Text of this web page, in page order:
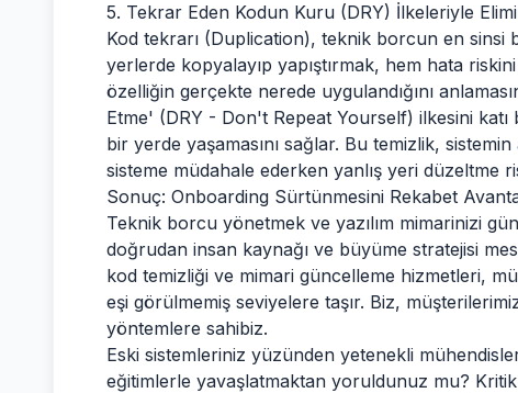
5. Tekrar Eden Kodun Kuru (DRY) İlkeleriyle
Kod tekrarı (Duplication), teknik borcun en sinsi
yerlerde kopyalayıp yapıştırmak, hem hata
özelliğin gerçekte nerede uygulandığını
Etme' (DRY - Don't Repeat Yourself) ilkesini katı
bir yerde yaşamasını sağlar. Bu temizlik, sistemin
sisteme müdahale ederken yanlış yeri düzeltme
Sonuç: Onboarding Sürtünmesini Rekabet
Teknik borcu yönetmek ve yazılım mimarinizi
doğrudan insan kaynağı ve büyüme stratejisi
kod temizliği ve mimari güncelleme hizmetleri,
eşi görülmemiş seviyelere taşır. Biz,
yöntemlere sahibiz.
Eski sistemleriniz yüzünden yetenekli
eğitimlerle yavaşlatmaktan yoruldunuz mu?